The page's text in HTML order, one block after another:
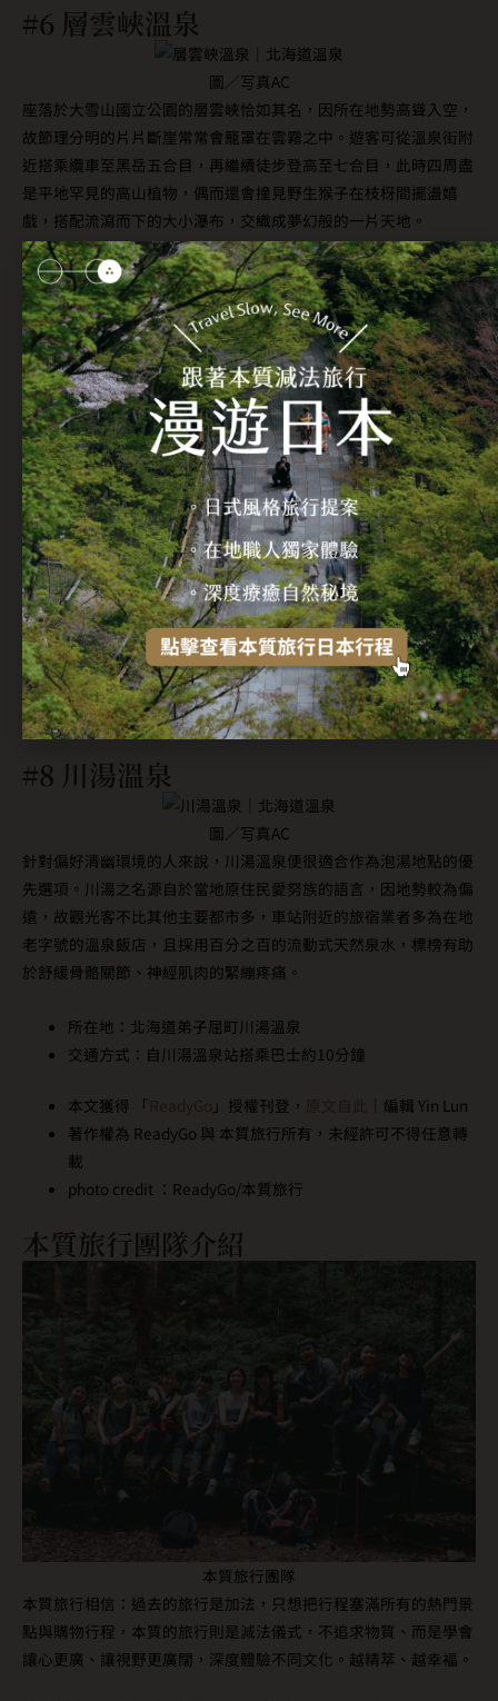
#6 層雲峽溫泉
圖／写真AC
座落於大雪山國立公園的層雲峽恰如其名，因所在地勢高聳入空，
故節理分明的片片斷崖常常會籠罩在雲霧之中。遊客可從溫泉街附
近搭乘纜車至黑岳五合目，再繼續徒步登高至七合目，此時四周盡
是平地罕見的高山植物，偶而還會撞見野生猴子在枝枒間擺盪嬉
戲，搭配流瀉而下的大小瀑布，交織成夢幻般的一片天地。
所在地：北海道上川郡上川町字層雲峽
交通方式：自上川站搭乘巴士約30分鐘
延伸閱讀：【日本北海道】9種野生北海道動物圖鑑一次看！看丹
頂鶴在白雪靄靄中翩翩起舞，可愛野生水獺優游海平面
#7 阿寒湖溫泉
圖／写真AC
阿寒湖最廣為人知的作物著實奇特，即是外觀渾圓可愛的野生毬
藻，其被日本政府列為瀕臨絕種的指定天然紀念物。大家可能有所
不知，毬藻與台灣其實淵源至深，最初發現的川上瀧彌先生曾擔任
台灣博物館的首任館長，並以此為主題積極推動台日交流。旅客來
到此地可在泡湯之餘，還可以就近觀察這種鮮為一見的小小綠球。
所在地：北海道釧路市阿寒湖溫泉
交通方式：自釧路站搭乘巴士約2小時
#8 川湯溫泉
圖／写真AC
針對偏好清幽環境的人來說，川湯溫泉便很適合作為泡湯地點的優
先選項。川湯之名源自於當地原住民愛努族的語言，因地勢較為偏
遠，故觀光客不比其他主要都市多，車站附近的旅宿業者多為在地
老字號的溫泉飯店，且採用百分之百的流動式天然泉水，標榜有助
於舒緩骨骼關節、神經肌肉的緊繃疼痛。
所在地：北海道弟子屈町川湯溫泉
交通方式：自川湯溫泉站搭乘巴士約10分鐘
本文獲得 「 ReadyGo 」授權刊登， 原文自此
｜編輯 Yin Lun
著作權為 ReadyGo 與 本質旅行所有，未經許可不得任意轉
載
photo credit ：ReadyGo/本質旅行
本質旅行團隊介紹
本質旅行團隊
本質旅行相信：過去的旅行是加法，只想把行程塞滿所有的熱門景
點與購物行程，本質的旅行則是減法儀式，不追求物質、而是學會
讓心更廣、讓視野更廣闊，深度體驗不同文化。越精萃、越幸褔。